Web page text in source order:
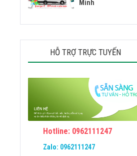
Minh
HỖ TRỢ TRỰC TUYẾN
Hotline: 0962111247
Zalo: 0962111247